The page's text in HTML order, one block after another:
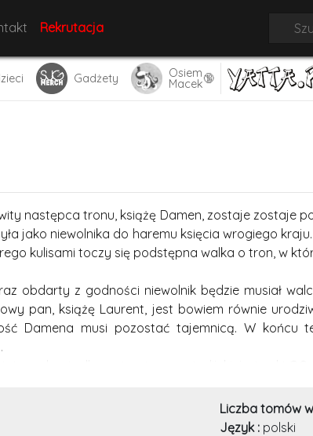
Rekrutacja
Gadżety Osiem
Macek🔞
następca tronu, książę Damen, zostaje zostaje
jako niewolnika do haremu księcia wrogiego
kulisami toczy się podstępna walka o tron, w
obdarty z godności niewolnik będzie musiał
pan, książę Laurent, jest bowiem równie
Damena musi pozostać tajemnicą. W końcu
bestseller autorstwa australijskiej pisarki
Liczba tomów
Język : polski